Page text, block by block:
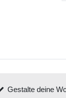
Gestalte deine